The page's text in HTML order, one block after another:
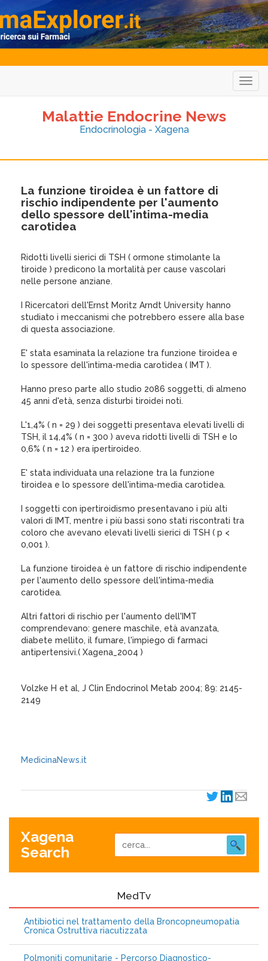
Malattie Endocrine News
Endocrinologia - Xagena
La funzione tiroidea è un fattore di
rischio indipendente per l'aumento
dello spessore dell'intima-media
carotidea
Ridotti livelli sierici di TSH ( ormone stimolante la
tiroide ) predicono la mortalità per cause vascolari
nelle persone anziane.
I Ricercatori dell'Ernst Moritz Arndt University hanno
studiato i meccanismi che potrebbero essere alla base
di questa associazione.
E' stata esaminata la relazione tra funzione tiroidea e
lo spessore dell'intima-media carotidea ( IMT ).
Hanno preso parte allo studio 2086 soggetti, di almeno
45 anni d'età, senza disturbi tiroidei noti.
L'1,4% ( n = 29 ) dei soggetti presentava elevati livelli di
TSH, il 14,4% ( n = 300 ) aveva ridotti livelli di TSH e lo
0,6% ( n = 12 ) era ipertiroideo.
E' stata individuata una relazione tra la funzione
tiroidea e lo spessore dell'intima-media carotidea.
I soggetti con ipertiroidismo presentavano i più alti
valori di IMT, mentre i più bassi sono stati riscontrati tra
coloro che avevano elevati livelli sierici di TSH ( p <
0,001 ).
La funzione tiroidea è un fattore di rischio indipendente
per l'aumento dello spessore dell'intima-media
carotidea.
Altri fattori di rischio per l'aumento dell'IMT
comprendevano: genere maschile, età avanzata,
diabete mellito, il fumare, l'impiego di farmaci
antipertensivi.( Xagena_2004 )
Volzke H et al, J Clin Endocrinol Metab 2004; 89: 2145-
2149
MedicinaNews.it
Xagena
Search
MedTv
Antibiotici nel trattamento della Broncopneumopatia
Cronica Ostruttiva riacutizzata
Polmoniti comunitarie - Percorso Diagnostico-